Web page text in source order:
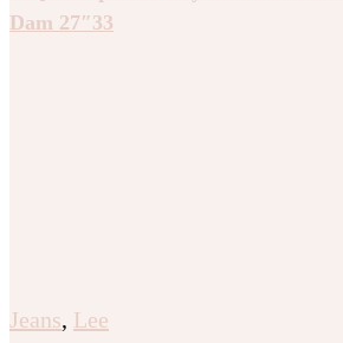
Dam 27″33
Jeans, Lee